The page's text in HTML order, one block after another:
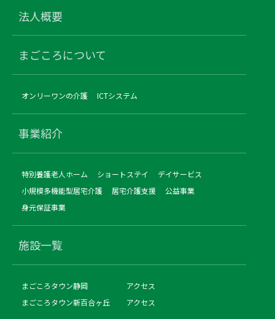
法人概要
まごころについて
オンリーワンの介護 ICTシステム
事業紹介
特別養護老人ホーム ショートステイ
デイサービス
小規模多機能型居宅介護
居宅介護支援
公益事業
身元保証事業
施設一覧
まごころタウン静岡
アクセス
まごころタウン新百合ヶ丘
アクセス